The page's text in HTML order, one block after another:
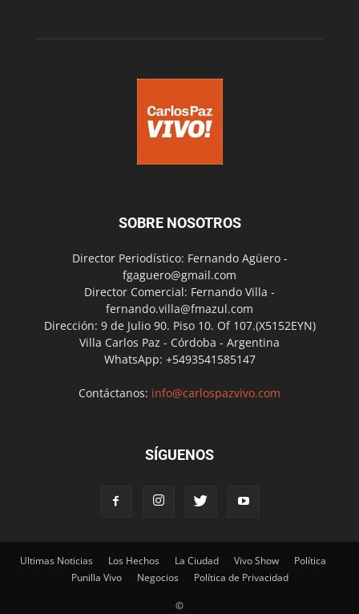
SOBRE NOSOTROS
Director Periodístico: Fernando Agüero -
fgaguero@gmail.com
Director Comercial: Fernando Villa -
fernando.villa@fmazul.com
Dirección: 9 de Julio 90. Piso 10. Of 107.(X5152EYN)
Villa Carlos Paz - Córdoba - Argentina
WhatsApp: +5493541585147
Contáctanos: info@carlospazvivo.com
SÍGUENOS
Ultimas Noticias Los Hechos La Ciudad Vivo Show
Política
Punilla Vivo
Negocios Política de Privacidad
©